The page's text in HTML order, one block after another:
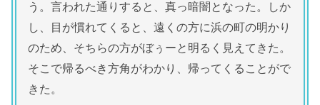
う。言われた通りすると、真っ暗闇となった。しか
し、目が慣れてくると、遠くの方に浜の町の明かり
のため、そちらの方がぼぅーと明るく見えてきた。
そこで帰るべき方角がわかり、帰ってくることがで
きた。